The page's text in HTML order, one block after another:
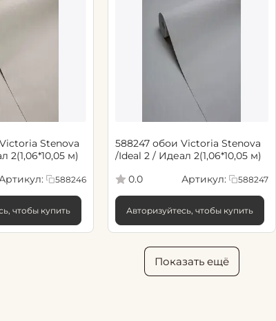
Stenova
2(1,06*10,05 м)
588246
чтобы купить
588247 обои Victoria Stenova
/Ideal 2 / Идеал 2(1,06*10,05 м)
0.0
Артикул: 588247
Авторизуйтесь, чтобы купить
Показать ещё